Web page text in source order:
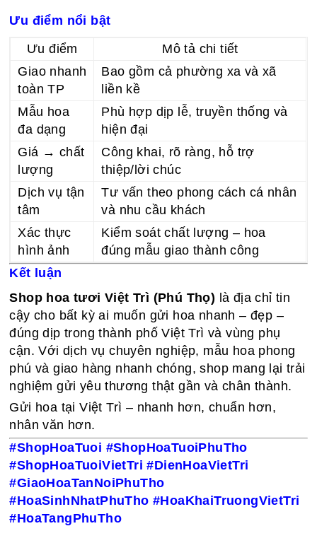
Ưu điểm nổi bật
Ưu điểm
Mô tả chi tiết
Giao nhanh
toàn TP
Bao gồm cả phường xa và xã
liền kề
Mẫu hoa
đa dạng
Phù hợp dịp lễ, truyền thống và
hiện đại
Giá → chất
lượng
Công khai, rõ ràng, hỗ trợ
thiệp/lời chúc
Dịch vụ tận
tâm
Tư vấn theo phong cách cá nhân
và nhu cầu khách
Xác thực
hình ảnh
Kiểm soát chất lượng – hoa
đúng mẫu giao thành công
Kết luận
Shop hoa tươi Việt Trì (Phú Thọ) là địa chỉ tin
cậy cho bất kỳ ai muốn gửi hoa nhanh – đẹp –
đúng dịp trong thành phố Việt Trì và vùng phụ
cận. Với dịch vụ chuyên nghiệp, mẫu hoa phong
phú và giao hàng nhanh chóng, shop mang lại trải
nghiệm gửi yêu thương thật gần và chân thành.
Gửi hoa tại Việt Trì – nhanh hơn, chuẩn hơn,
nhân văn hơn.
#ShopHoaTuoi #ShopHoaTuoiPhuTho
#ShopHoaTuoiVietTri #DienHoaVietTri
#GiaoHoaTanNoiPhuTho
#HoaSinhNhatPhuTho #HoaKhaiTruongVietTri
#HoaTangPhuTho